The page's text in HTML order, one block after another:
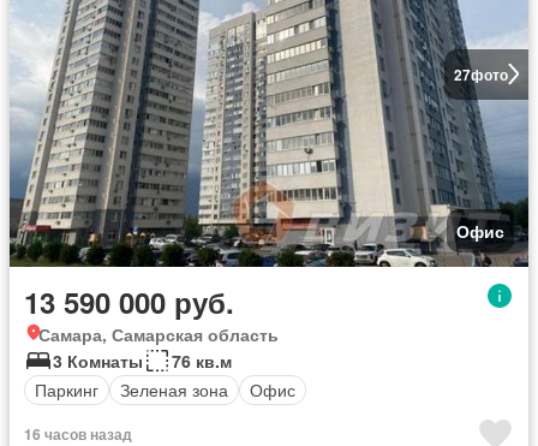
27фото
Офис
13 590 000 руб.
Самара, Самарская область
3 Комнаты
76 кв.м
Паркинг
Зеленая зона Офис
16 часов назад